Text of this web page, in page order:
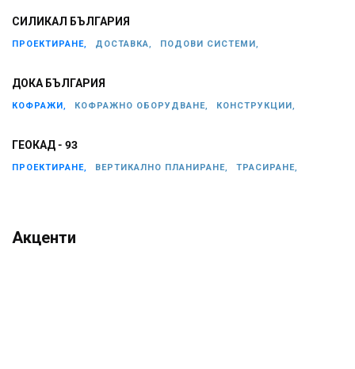
СИЛИКАЛ БЪЛГАРИЯ
ПРОЕКТИРАНЕ, ДОСТАВКА, ПОДОВИ СИСТЕМИ,
ДОКА БЪЛГАРИЯ
КОФРАЖИ, КОФРАЖНО ОБОРУДВАНЕ, КОНСТРУКЦИИ,
ГЕОКАД - 93
ПРОЕКТИРАНЕ, ВЕРТИКАЛНО ПЛАНИРАНЕ, ТРАСИРАНЕ,
Акценти